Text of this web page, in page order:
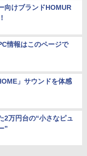
向けブランドHOMUR
情報はこのページで
」サウンドを体感
2万円台の“小さなピュ
”